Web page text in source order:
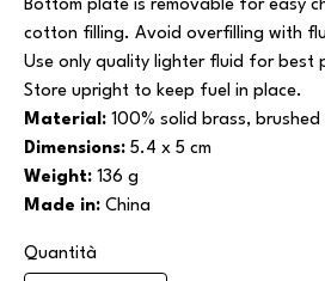
Bottom plate is removable for easy
cotton filling. Avoid overfilling with
Use only quality lighter fluid for best
Store upright to keep fuel in place.
Material: 100% solid brass, brushed
Dimensions: 5.4 x 5 cm
Weight: 136 g
Made in: China
Quantità